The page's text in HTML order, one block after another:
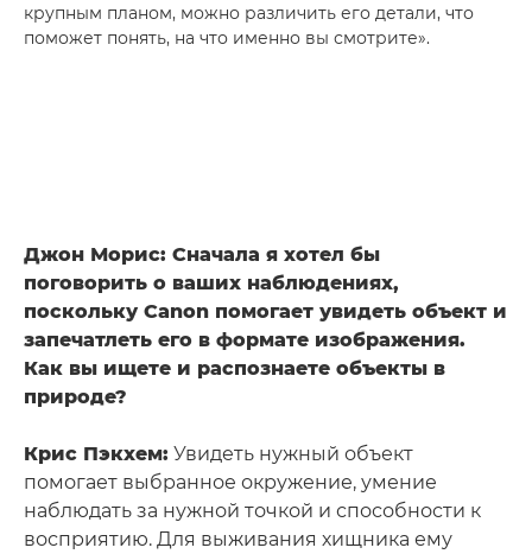
крупным планом, можно различить его детали, что
поможет понять, на что именно вы смотрите».
Джон Морис: Сначала я хотел бы
поговорить о ваших наблюдениях,
поскольку Canon помогает увидеть объект и
запечатлеть его в формате изображения.
Как вы ищете и распознаете объекты в
природе?
Крис Пэкхем: Увидеть нужный объект
помогает выбранное окружение, умение
наблюдать за нужной точкой и способности к
восприятию. Для выживания хищника ему